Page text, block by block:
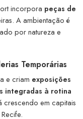
incorpora peças de
A ambientação é
por natureza e
Temporárias
e criam exposições
integradas à rotina
crescendo em capitais